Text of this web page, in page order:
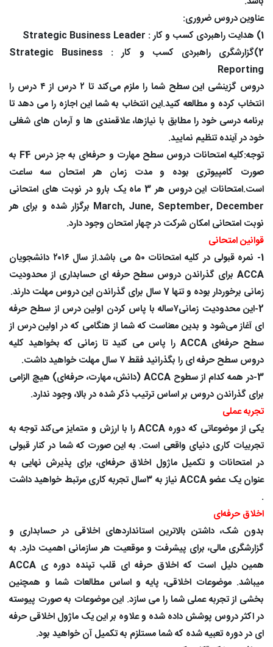
عناوین دروس ضروری:
1) هدایت راهبردی کسب و کار : Strategic Business Leader
2)گزارشگری راهبردی کسب و کار : Strategic Business
Reporting
دروس گزینشی این سطح شما را ملزم می‌کند تا ۲ درس از ۴ درس را
انتخاب کرده و مطالعه کنید.این انتخاب به شما این اجازه را می دهد تا
برنامه درسی خود را مطابق با نیازها، علاقمندی ها و آرمان های شغلی
خود در آینده تنظیم نمایید.
توجه:کلیه امتحانات دروس سطح مهارت و حرفه‌ای به جز درس F4 به
صورت کامپیوتری بوده و مدت زمان هر امتحان سه ساعت
است.امتحانات این دروس هر 3 ماه یک بارو در نوبت های امتحانی
March, June, September, December برگزار شده و برای هر
نوبت امتحانی امکان شرکت در چهار امتحان وجود دارد.
قوانین امتحانی
1- نمره قبولی در کلیه امتحانات ۵۰ می باشد.از سال ۲۰۱۶ دانشجویان
ACCA برای گذراندن دروس سطح حرفه ای حسابداری از محدودیت
زمانی برخوردار بوده و تنها 7 سال برای گذراندن این دروس مهلت دارند.
2-این محدودیت زمانی۷ساله با پاس کردن اولین درس از سطح حرفه
ای آغاز می‌شود و بدین معناست که شما از هنگامی که در اولین درس از
سطح حرفه‌ای ACCA را پاس می کنید تا زمانی که بخواهید کلیه
دروس سطح حرفه ای را بگذرانید فقط ۷ سال مهلت خواهید داشت.
3-در همه کدام از سطوح ACCA (دانش، مهارت، حرفه‌ای) هیچ الزامی
برای گذراندن دروس بر اساس ترتیب ذکر شده در بالا، وجود ندارد.
تجربه عملی
یکی از موضوعاتی که دوره ACCA را با ارزش و متمایز می‌کند توجه به
تجربیات کاری دنیای واقعی است. به این صورت که شما در کنار قبولی
در امتحانات و تکمیل ماژول اخلاق حرفه‌ای، برای پذیرش نهایی به
عنوان یک عضو ACCA نیاز به ۳سال تجربه کاری مرتبط خواهید داشت
.
اخلاق حرفه‌ای
بدون شک، داشتن بالاترین استانداردهای اخلاقی در حسابداری و
گزارشگری مالی، برای پیشرفت و موقعیت هر سازمانی اهمیت دارد. به
همین دلیل است که اخلاق حرفه ای قلب تپنده دوره ی ACCA
میباشد. موضوعات اخلاقی، پایه و اساس مطالعات شما و همچنین
بخشی از تجربه عملی شما را می سازد. این موضوعات به صورت پیوسته
در اکثر دروس پوشش داده شده و علاوه بر این یک ماژول اخلاقی حرفه
ای در دوره تعبیه شده که شما مستلزم به تکمیل آن خواهید بود.